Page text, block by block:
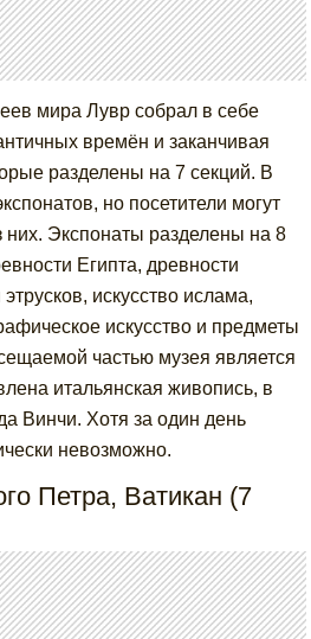
мира Лувр собрал в себе
времён и заканчивая
разделены на 7 секций. В
но посетители могут
них. Экспонаты разделены на 8
Египта, древности
искусство ислама,
искусство и предметы
частью музея является
итальянская живопись, в
Винчи. Хотя за один день
невозможно.
Петра, Ватикан (7